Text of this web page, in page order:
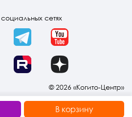
В корзину
сетях
Telegram YouTube
Rutube Dzen
© 2026 «Когито-Центр»